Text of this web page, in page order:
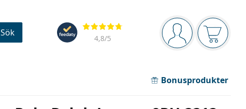
Navigeringsmeny
Du är inloggad
Recensioner
4,8/5
Sök
Bonusprodukter